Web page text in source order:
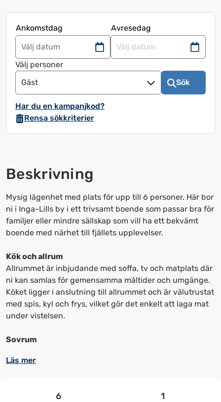
Ankomstdag
Avresedag
Navigera
framåt
för
att
kalendern
och
välja
Tryck
på
frågetecknet
för
att
få
kortkommandon
för
att
ändra
datum
Navigera
välja
frågetecknet
för
att
få
för
att
ändra
datum.
Välj personer
Gäst
Sök
Har du en kampanjkod?
Rensa sökkriterier
Beskrivning
Mysig lägenhet med plats för upp till 6 personer. Här bor
ni i Inga-Lills by i ett trivsamt boende som passar bra för
familjer eller mindre sällskap som vill ha ett bekvämt
boende med närhet till fjällets upplevelser.
Kök och allrum
Allrummet är inbjudande med soffa, tv och matplats där
ni kan samlas för gemensamma måltider och umgänge.
Köket ligger i anslutning till allrummet och är välutrustat
med spis, kyl och frys, vilket gör det enkelt att laga mat
under vistelsen.
Sovrum
Läs mer
6 1